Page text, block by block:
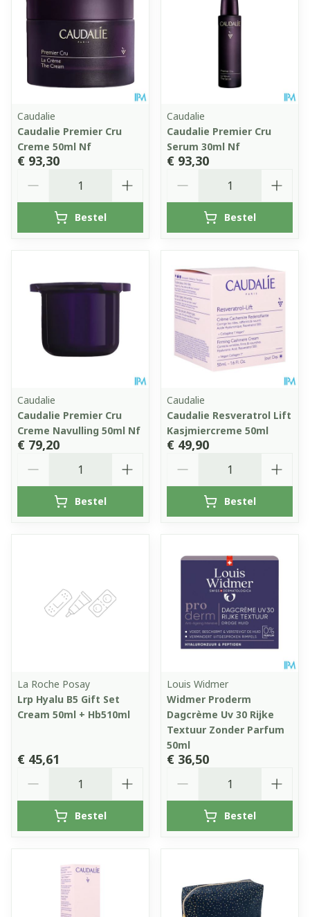
Caudalie
Caudalie Premier Cru
Creme 50ml Nf
€ 93,30
Bestel
Caudalie
Caudalie Premier Cru
Serum 30ml Nf
€ 93,30
Bestel
Caudalie
Caudalie Premier Cru
Creme Navulling 50ml Nf
€ 79,20
Bestel
Caudalie
Caudalie Resveratrol Lift
Kasjmiercreme 50ml
€ 49,90
Bestel
La Roche Posay
Lrp Hyalu B5 Gift Set
Cream 50ml + Hb510ml
€ 45,61
Bestel
Louis Widmer
Widmer Proderm
Dagcrème Uv 30 Rijke
Textuur Zonder Parfum
50ml
€ 36,50
Bestel